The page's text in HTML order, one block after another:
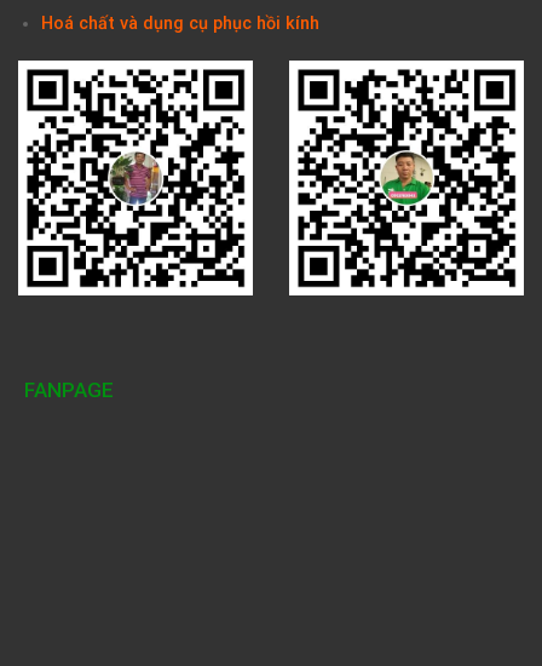
Hoá chất và dụng cụ phục hồi kính
FANPAGE